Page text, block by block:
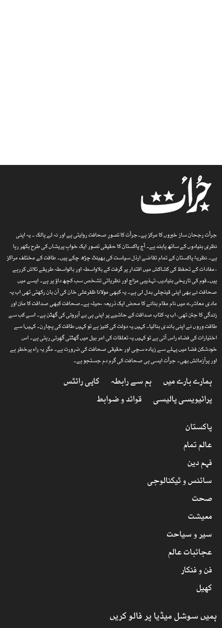
جرأت رجحان ساز خبروں کا مرکز ہے۔جرأت کا تصورِ صحافت روایتی ہے اور نہ لے پالک ۔ یہ اپنی
نظری بنیادوں کے ساتھ پابند ہے۔ آج پاکستان کا حقیقی تصور ایک خوابِ پریشاں کی طرح بکھر رہا
ہے۔ نظریۂ پاکستان کے تمام تقاضے ارذل سیاست کی بھینٹ چڑھ چکے ہیں۔ طاقت کے مختلف مراکز
، مفادات کے تحفظ کی کشاکش میں اقتدار پر گرفت کے بلاواسطہ اور بالواسطہ طریقے تلاش کررہے
ہیں۔قوم کی تاریخی بنیادیں، تہذیبی مزاج اور نظریاتی تشخص سب کچھ داؤ پر ہے۔ ایسے میں
صحافت نے بھی اپنی قینچلی بدل لی ہے۔ یہ کبھی مولانا ظفرعلی خان کی آن بان رکھتی تھی اب یہ
مادی معاشرے میں نام مقام بنانے کا محض ایک ذریعہ ،حیلہ ہے۔صحافت کبھی صداقت کا متن اور
زندگی کا جتن تھی، اب یہ کتاب صداقت کے حاشیے پر اپنی ہی بے آبروئی کی گھٹن ہے۔ اسے کب سے
طاقت وروں نے اپنی باندی بنالیا۔ کہیں یہ دولت کی کنیز ہے تو کہیں طاقت کی پچارن۔ کہیںا سے
اختیارات کی فضاء راس آتی ہے تو کہیں یہ تعلقات کی امر بیل میں گھٹتی گھِرتی رہتی ہے۔ اس
خودشکن فضا میں پہلے سے زیادہ سچی اور حقیقی صحافت کی ضرورت ہے۔ مگر یہ راہ پرخطر ہے
اور پرآزمائش بھی۔ جرأت ایسی ہی صحافت کی گرم دم جستجو ہے۔
ہمارے بارے میں ہم سے رابطہ
کاپی رائٹس
پرائیویسی پالیسی
قوائد و ضوابط
پاکستان
عالم تمام
فہم دین
سائنس و ٹیکنالوجی
صحت
معیشت
سیر و سیاحت
عجائبات عالم
فن و فنکار
کھیل
ہمیں سوشل میڈیا پر فالو کریں